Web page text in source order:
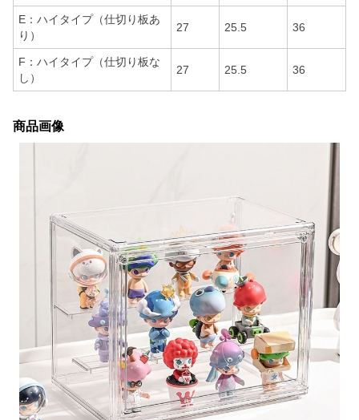
E：ハイタイプ（仕切り板あ
り）
27 25.5 36
F：ハイタイプ（仕切り板な
し）
27 25.5 36
商品画像